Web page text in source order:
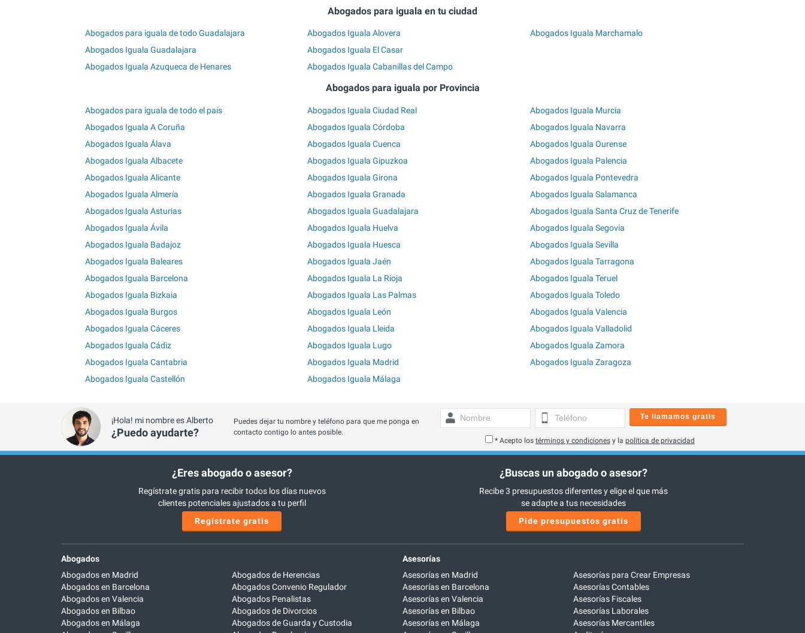
Abogados para iguala en tu ciudad
Abogados para iguala de todo Guadalajara
Abogados Iguala Guadalajara
Abogados Iguala Azuqueca de Henares
Abogados Iguala Alovera
Abogados Iguala El Casar
Abogados Iguala Cabanillas del Campo
Abogados Iguala Marchamalo
Abogados para iguala por Provincia
Abogados para iguala de todo el país
Abogados Iguala A Coruña
Abogados Iguala Álava
Abogados Iguala Albacete
Abogados Iguala Alicante
Abogados Iguala Almería
Abogados Iguala Asturias
Abogados Iguala Ávila
Abogados Iguala Badajoz
Abogados Iguala Baleares
Abogados Iguala Barcelona
Abogados Iguala Bizkaia
Abogados Iguala Burgos
Abogados Iguala Cáceres
Abogados Iguala Cádiz
Abogados Iguala Cantabria
Abogados Iguala Castellón
Abogados Iguala Ciudad Real
Abogados Iguala Córdoba
Abogados Iguala Cuenca
Abogados Iguala Gipuzkoa
Abogados Iguala Girona
Abogados Iguala Granada
Abogados Iguala Guadalajara
Abogados Iguala Huelva
Abogados Iguala Huesca
Abogados Iguala Jaén
Abogados Iguala La Rioja
Abogados Iguala Las Palmas
Abogados Iguala León
Abogados Iguala Lleida
Abogados Iguala Lugo
Abogados Iguala Madrid
Abogados Iguala Málaga
Abogados Iguala Murcia
Abogados Iguala Navarra
Abogados Iguala Ourense
Abogados Iguala Palencia
Abogados Iguala Pontevedra
Abogados Iguala Salamanca
Abogados Iguala Santa Cruz de Tenerife
Abogados Iguala Segovia
Abogados Iguala Sevilla
Abogados Iguala Tarragona
Abogados Iguala Teruel
Abogados Iguala Toledo
Abogados Iguala Valencia
Abogados Iguala Valladolid
Abogados Iguala Zamora
Abogados Iguala Zaragoza
¡Hola! mi nombre es Alberto
¿Puedo ayudarte?
Puedes dejar tu nombre y teléfono para que me ponga en
contacto contigo lo antes posible.
Te llamamos gratis
* Acepto los términos y condicionesy la política de privacidad
¿Eres abogado o asesor?
Regístrate gratis para recibir todos los días nuevos
clientes potenciales ajustados a tu perfil
Regístrate gratis
¿Buscas un abogado o asesor?
Recibe 3 presupuestos diferentes y elige el que más
se adapte a tus necesidades
Pide presupuestos gratis
Abogados
Abogados en Madrid
Abogados en Barcelona
Abogados en Valencia
Abogados en Bilbao
Abogados en Málaga
Abogados de Herencias
Abogados Convenio Regulador
Abogados Penalistas
Abogados de Divorcios
Abogados de Guarda y Custodia
Asesorías
Asesorías en Madrid
Asesorías en Barcelona
Asesorías en Valencia
Asesorías en Bilbao
Asesorías en Málaga
Asesorías para Crear Empresas
Asesorías Contables
Asesorías Fiscales
Asesorías Laborales
Asesorías Mercantiles